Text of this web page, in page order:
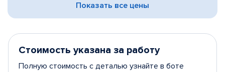
Показать все цены
Стоимость указана за работу
Полную стоимость с деталью узнайте в боте